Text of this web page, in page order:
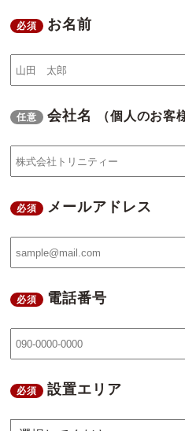
必須 お名前
任意 会社名 （個人のお客
必須 メールアドレス
必須 電話番号
必須 設置エリア